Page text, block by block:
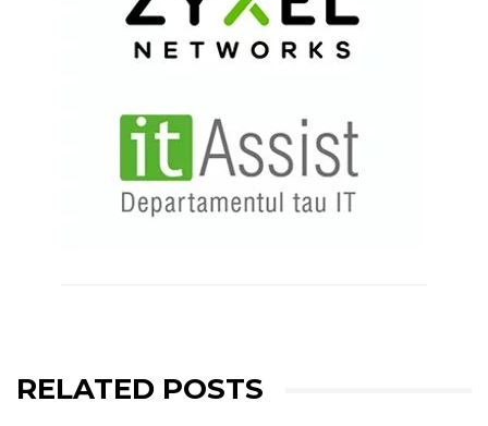
RELATED POSTS